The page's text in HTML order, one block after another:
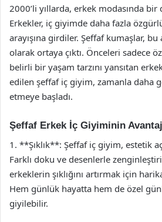
2000’li yıllarda, erkek modasında bir
Erkekler, iç giyimde daha fazla
arayışına girdiler. Şeffaf kumaşlar, bu
olarak ortaya çıktı. Önceleri sadece
belirli bir yaşam tarzını yansıtan
edilen şeffaf iç giyim, zamanla daha
etmeye başladı.
Şeffaf Erkek İç Giyiminin
1. **Şıklık**: Şeffaf iç giyim, estetik
Farklı doku ve desenlerle
erkeklerin şıklığını artırmak için
Hem günlük hayatta hem de özel
giyilebilir.